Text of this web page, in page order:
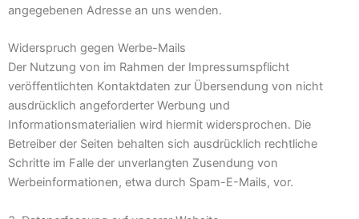
angegebenen Adresse an uns wenden.
Widerspruch gegen Werbe-Mails
Der Nutzung von im Rahmen der Impressumspflicht
veröffentlichten Kontaktdaten zur Übersendung von nicht
ausdrücklich angeforderter Werbung und
Informationsmaterialien wird hiermit widersprochen. Die
Betreiber der Seiten behalten sich ausdrücklich rechtliche
Schritte im Falle der unverlangten Zusendung von
Werbeinformationen, etwa durch Spam-E-Mails, vor.